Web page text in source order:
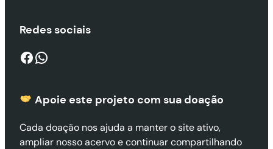
Redes sociais
Facebook WhatsApp
Apoie este projeto com sua doação
Cada doação nos ajuda a manter o site ativo,
ampliar nosso acervo e continuar compartilhando